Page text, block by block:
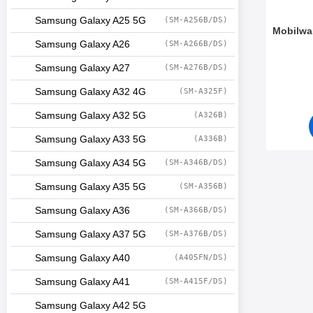
Samsung Galaxy A25 5G (SM-A256B/DS)
Samsung Galaxy A26 (SM-A266B/DS)
Samsung Galaxy A27 (SM-A276B/DS)
Samsung Galaxy A32 4G (SM-A325F)
Samsung Galaxy A32 5G (A326B)
Samsung Galaxy A33 5G (A336B)
Samsung Galaxy A34 5G (SM-A346B/DS)
Samsung Galaxy A35 5G (SM-A356B)
Samsung Galaxy A36 (SM-A366B/DS)
Samsung Galaxy A37 5G (SM-A376B/DS)
Samsung Galaxy A40 (A405FN/DS)
Samsung Galaxy A41 (SM-A415F/DS)
Samsung Galaxy A42 5G